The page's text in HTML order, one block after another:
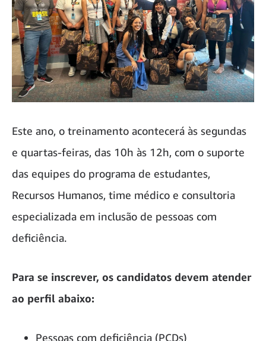
Este ano, o treinamento acontecerá às segundas
e quartas-feiras, das 10h às 12h, com o suporte
das equipes do programa de estudantes,
Recursos Humanos, time médico e consultoria
especializada em inclusão de pessoas com
deficiência.
Para se inscrever, os candidatos devem atender
ao perfil abaixo:
Pessoas com deficiência (PCDs)